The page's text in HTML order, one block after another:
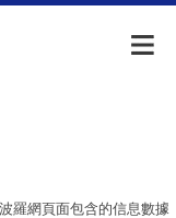
羅網頁面包含的信息數據